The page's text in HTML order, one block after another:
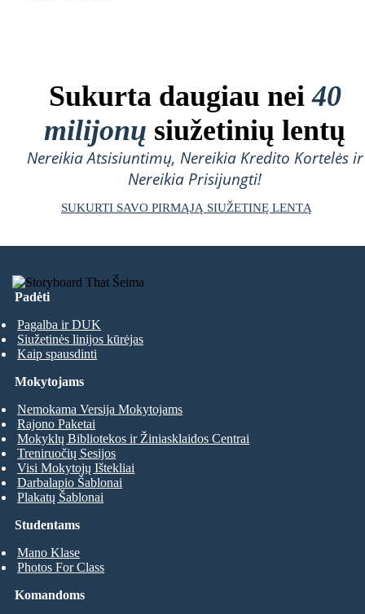
Sukurta daugiau nei40
milijonų siužetinių lentų
Nereikia Atsisiuntimų, Nereikia Kredito Kortelės ir
Nereikia Prisijungti!
SUKURTI SAVO PIRMĄJĄ SIUŽETINĘ LENTĄ
Padėti
Pagalba ir DUK
Siužetinės linijos kūrėjas
Kaip spausdinti
Studentams
Mano Klase
Photos For Class
Mokytojams
Nemokama Versija Mokytojams
Rajono Paketai
Mokyklų Bibliotekos ir Žiniasklaidos Centrai
Treniruočių Sesijos
Visi Mokytojų Ištekliai
Darbalapio Šablonai
Plakatų Šablonai
Komandoms